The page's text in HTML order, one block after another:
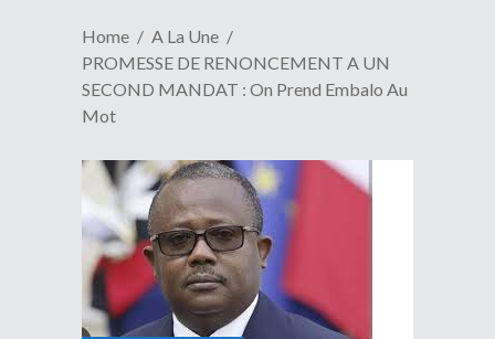
Home
A La Une
PROMESSE DE RENONCEMENT A UN
SECOND MANDAT : On Prend Embalo Au
Mot